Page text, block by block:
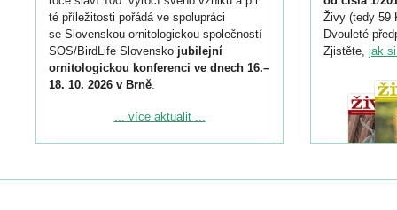
té příležitosti pořádá ve spolupráci
se Slovenskou ornitologickou společností
SOS/BirdLife Slovensko jubilejní
ornitologickou konferenci ve dnech 16.–
18. 10. 2026 v Brně.
Podrobnější informace ke konferenci
Registrovat se můžete do 6. září.
... více aktualit ...
Živy (tedy 59
Dvouleté
Zjistěte, jak